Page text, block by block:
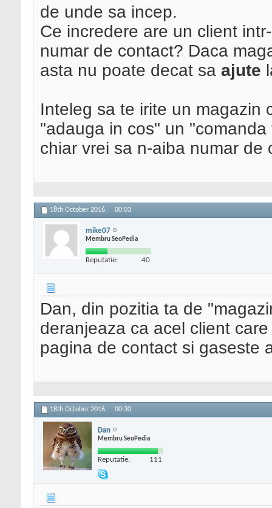
de unde sa incep.
Ce incredere are un client
numar de contact? Daca
asta nu poate decat sa ajute
Inteleg sa te irite un magazin
"adauga in cos" un
chiar vrei sa n-aiba numar de
18th October 2016, 00:03
mike07
Membru SeoPedia
Reputatie: 40
Dan, din pozitia ta de
deranjeaza ca acel client
pagina de contact si gaseste
18th October 2016, 00:30
Dan
Membru SeoPedia
Reputatie: 111